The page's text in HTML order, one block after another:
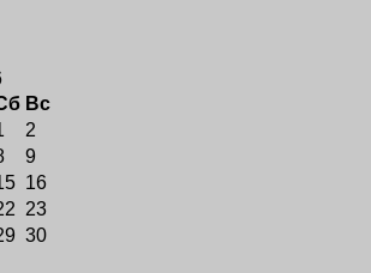
Вс
2
9
16
23
30